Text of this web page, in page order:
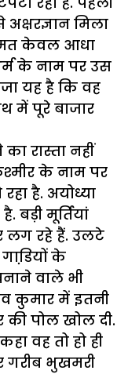
मिला
केवल आधा
के नाम पर उस
यह है कि वह
में पूरे बाजार
रास्ता नहीं
के नाम पर
है. अयोध्या
बड़ी मूर्तियां
लग रहे हैं. उलटे
के
वाले भी
कुमार में इतनी
पोल खोल दी.
वह तो हो ही
गरीब भुखमरी